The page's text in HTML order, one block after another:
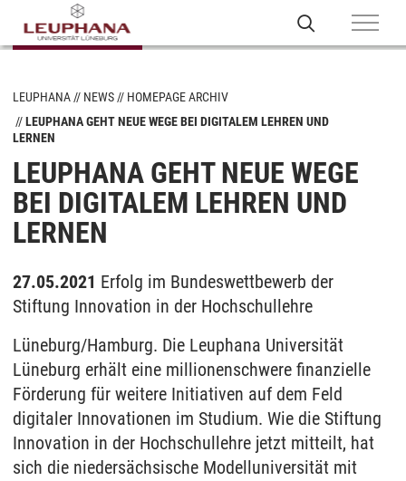
LEUPHANA NEWS
HOMEPAGE ARCHIV
LEUPHANA GEHT NEUE WEGE BEI DIGITALEM LEHREN UND
LERNEN
LEUPHANA GEHT NEUE WEGE
BEI DIGITALEM LEHREN UND
LERNEN
27.05.2021 Erfolg im Bundeswettbewerb der
Stiftung Innovation in der Hochschullehre
Lüneburg/Hamburg. Die Leuphana Universität
Lüneburg erhält eine millionenschwere finanzielle
Förderung für weitere Initiativen auf dem Feld
digitaler Innovationen im Studium. Wie die Stiftung
Innovation in der Hochschullehre jetzt mitteilt, hat
sich die niedersächsische Modelluniversität mit